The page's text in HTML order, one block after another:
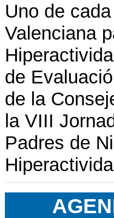
Uno de
Valenciana
de
de la
la VIII
Padres de